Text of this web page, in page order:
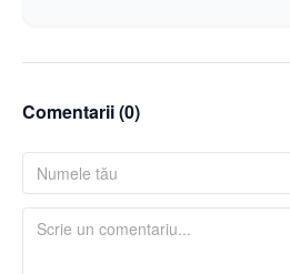
Comentarii (0)